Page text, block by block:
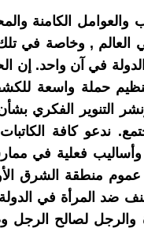
العام 2015 تستهدف الكشف عن الأسباب
, وخاصة في تلك
في آن واحد. إن
تنظيم حملة واسعة
التنوير الفكري
ندعو كافة
1. الكتابة عن وقائع حية واشكال
ضد المرأة في
والرجل لصالح